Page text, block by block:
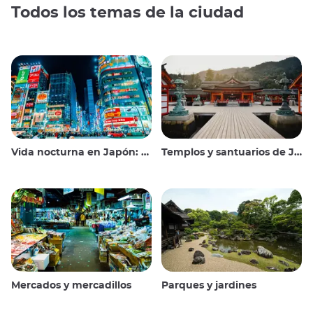
Todos los temas de la ciudad
Vida nocturna en Japón: salir, ver y beber Templos y santuarios de Japón
Mercados y mercadillos Parques y jardines